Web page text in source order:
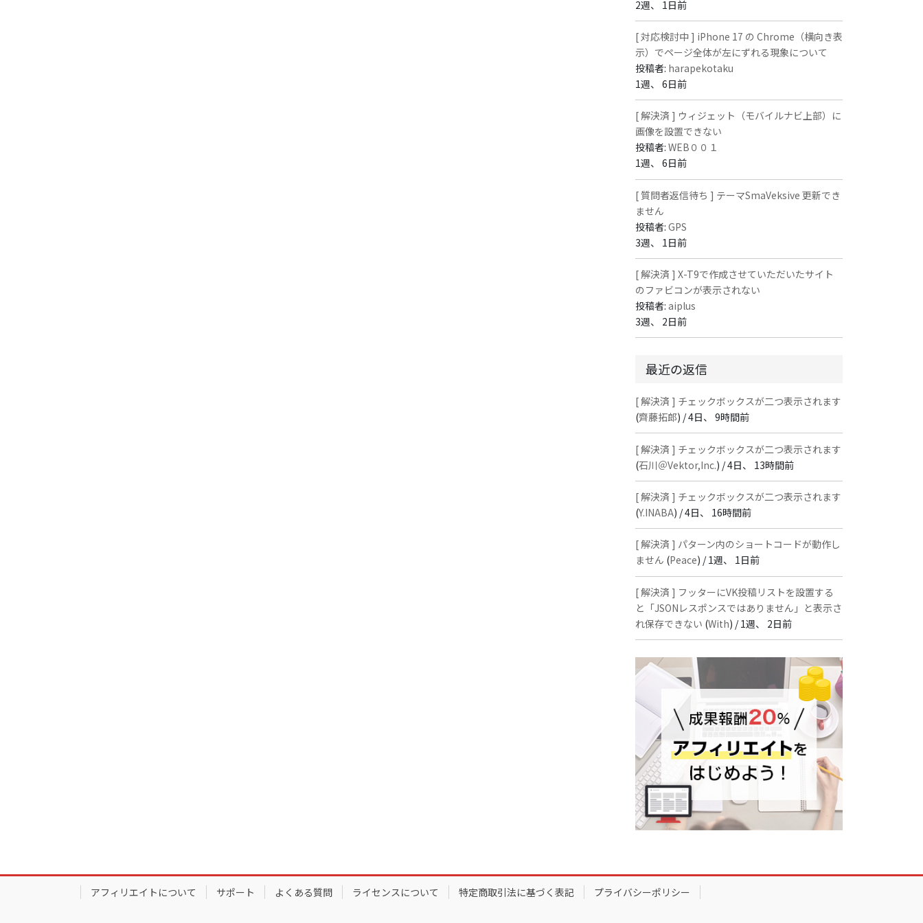
2週、 1日前
[ 対応検討中 ] iPhone 17 の Chrome（横向き表
示）でページ全体が左にずれる現象について
投稿者: harapekotaku
1週、 6日前
[ 解決済 ] ウィジェット（モバイルナビ上部）に
画像を設置できない
投稿者:WEB００１
1週、 6日前
[ 質問者返信待ち ] テーマSmaVeksive 更新でき
ません
投稿者:GPS
3週、 1日前
[ 解決済 ] X-T9で作成させていただいたサイト
のファビコンが表示されない
投稿者:aiplus
3週、 2日前
最近の返信
[ 解決済 ] チェックボックスが二つ表示されます
(齊藤拓郎) /4日、 9時間前
[ 解決済 ] チェックボックスが二つ表示されます
(石川＠Vektor,Inc.) /4日、 13時間前
[ 解決済 ] チェックボックスが二つ表示されます
(Y.INABA) /4日、 16時間前
[ 解決済 ] パターン内のショートコードが動作し
ません (Peace) /1週、 1日前
[ 解決済 ] フッターにVK投稿リストを設置する
と「JSONレスポンスではありません」と表示さ
れ保存できない (With) /1週、 2日前
アフィリエイトについて サポート よくある質問 ライセンスについて 特定商取引法に基づく表記 プライバシーポリシー